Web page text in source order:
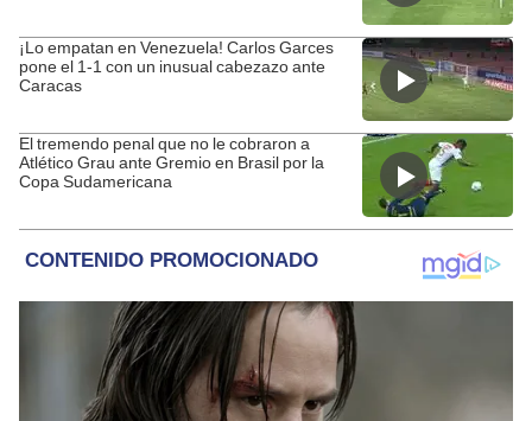
¡Lo empatan en Venezuela! Carlos Garces
pone el 1-1 con un inusual cabezazo ante
Caracas
El tremendo penal que no le cobraron a
Atlético Grau ante Gremio en Brasil por la
Copa Sudamericana